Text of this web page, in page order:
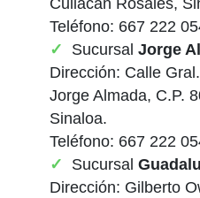
Culiacán Rosales,
Teléfono: 667 222
Sucursal Jorge
Dirección: Calle
Jorge Almada, C.P.
Sinaloa.
Teléfono: 667 222
Sucursal
Dirección: Gilberto